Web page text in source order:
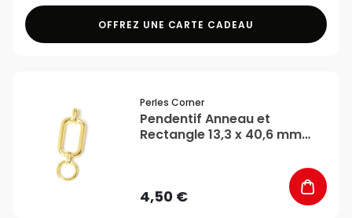
OFFREZ UNE CARTE CADEAU
Perles Corner
Pendentif Anneau et
Rectangle 13,3 x 40,6 mm
4,50 €